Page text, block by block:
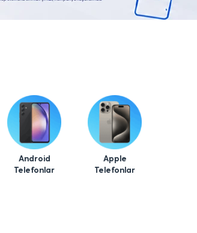
Android
Telefonlar
Apple
Telefonlar